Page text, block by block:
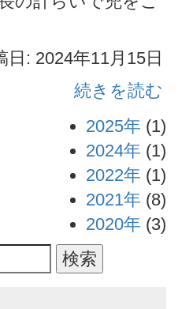
日: 2024年11月15日
続きを読む
2025年 (1)
2024年 (1)
2022年 (1)
2021年 (8)
2020年 (3)